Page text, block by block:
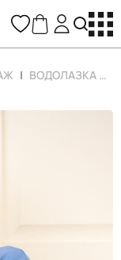
ВОДОЛАЗКА НИКС (ГОЛУБОЙ)